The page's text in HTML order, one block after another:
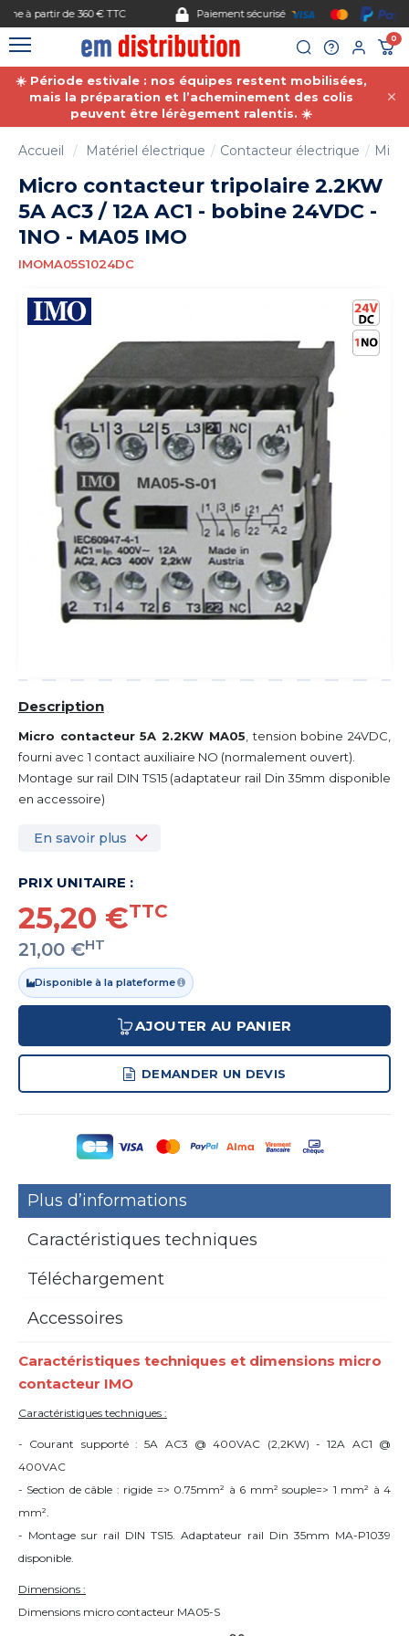
Paiement sécurisé
0
☀️ Période estivale : nos équipes restent mobilisées,
mais la préparation et l’acheminement des colis
peuvent être lérègement ralentis. ☀️
Accueil Matériel électrique Contacteur électrique
Micro contacteur tripolaire 2.2KW
5A AC3 / 12A AC1 - bobine 24VDC -
1NO - MA05 IMO
IMOMA05S1024DC
Description
Micro contacteur 5A 2.2KW MA05 , tension bobine 24VDC,
fourni avec 1 contact auxiliaire NO (normalement ouvert).
Montage sur rail DIN TS15 (adaptateur rail Din 35mm disponible
en accessoire)
En savoir plus
PRIX UNITAIRE :
25,20 €TTC
21,00 €HT
Disponible à la plateforme
AJOUTER AU PANIER
DEMANDER UN DEVIS
Plus d’informations
Caractéristiques techniques
Téléchargement
Accessoires
Caractéristiques techniques et dimensions micro
contacteur IMO
Caractéristiques techniques :
- Courant supporté : 5A AC3 @ 400VAC (2,2KW) - 12A AC1 @
400VAC
- Section de câble : rigide => 0.75mm² à 6 mm² souple=> 1 mm² à 4
mm².
- Montage sur rail DIN TS15. Adaptateur rail Din 35mm MA-P1039
disponible.
Dimensions :
Dimensions micro contacteur MA05-S
Gestion des cookies